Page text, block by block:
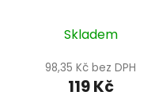
Skladem
98,35 Kč bez DPH
119 Kč